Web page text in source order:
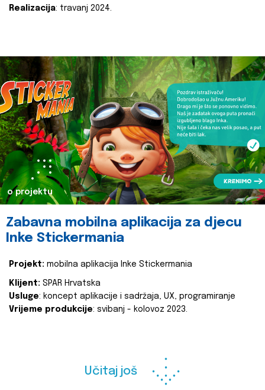
Realizacija: travanj 2024.
o projektu
Zabavna mobilna aplikacija za djecu
Inke Stickermania
Projekt: mobilna aplikacija Inke Stickermania
Klijent: SPAR Hrvatska
Usluge: koncept aplikacije i sadržaja, UX, programiranje
Vrijeme produkcije: svibanj - kolovoz 2023.
Učitaj još